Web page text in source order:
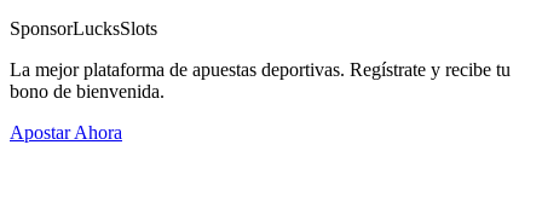
SponsorLucksSlots
La mejor plataforma de apuestas deportivas. Regístrate y recibe tu
bono de bienvenida.
Apostar Ahora